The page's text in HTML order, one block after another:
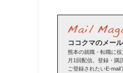
ココクマのメー
熊本の就職・転職に役
月1回配信。登録・購
ご登録されたいE-